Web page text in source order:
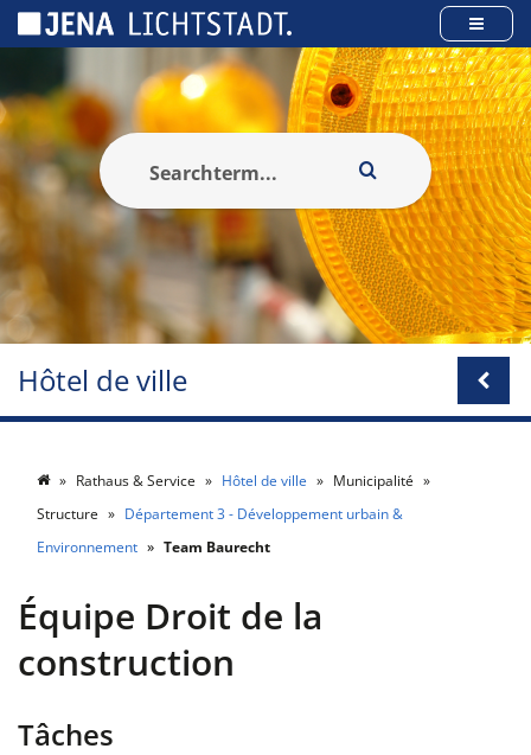
Hôtel de ville
Rathaus & Service Hôtel de ville
Municipalité
Structure
Département 3 - Développement urbain &
Environnement
Team Baurecht
Équipe Droit de la
construction
Tâches
Panneau de gestion des cookies